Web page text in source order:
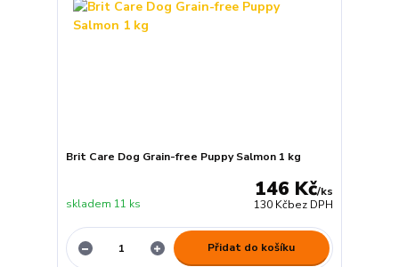
Brit Care Dog Grain-free Puppy Salmon 1 kg
146 Kč/ks
130 Kčbez DPH
skladem 11 ks
Přidat do košíku